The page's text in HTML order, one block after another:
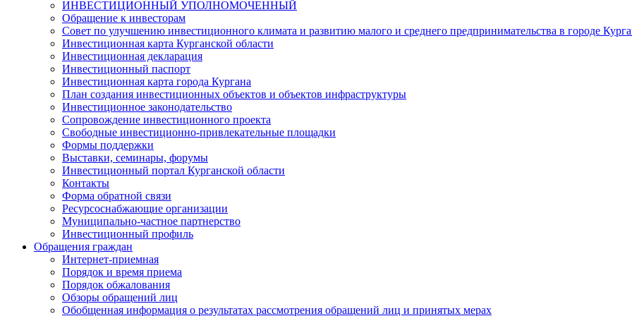
ИНВЕСТИЦИОННЫЙ УПОЛНОМОЧЕННЫЙ
Обращение к инвесторам
Совет по улучшению инвестиционного климата и развитию малого и среднего предпринимательства в городе
Инвестиционная карта Курганской области
Инвестиционная декларация
Инвестиционный паспорт
Инвестиционная карта города Кургана
План создания инвестиционных объектов и объектов инфраструктуры
Инвестиционное законодательство
Сопровождение инвестиционного проекта
Свободные инвестиционно-привлекательные площадки
Формы поддержки
Выставки, семинары, форумы
Инвестиционный портал Курганской области
Контакты
Форма обратной связи
Ресурсоснабжающие организации
Муниципально-частное партнерство
Инвестиционный профиль
Обращения граждан
Интернет-приемная
Порядок и время приема
Порядок обжалования
Обзоры обращений лиц
Обобщенная информация о результатах рассмотрения обращений лиц и принятых мерах